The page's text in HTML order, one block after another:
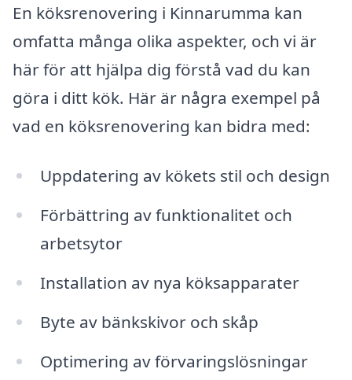
En köksrenovering i Kinnarumma kan
omfatta många olika aspekter, och vi är
här för att hjälpa dig förstå vad du kan
göra i ditt kök. Här är några exempel på
vad en köksrenovering kan bidra med:
Uppdatering av kökets stil och design
Förbättring av funktionalitet och
arbetsytor
Installation av nya köksapparater
Byte av bänkskivor och skåp
Optimering av förvaringslösningar